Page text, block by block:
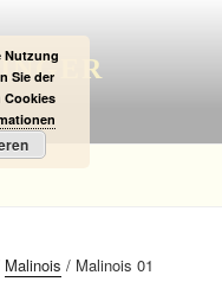
Malinois / Malinois 01
Nutzung
Sie der
Cookies